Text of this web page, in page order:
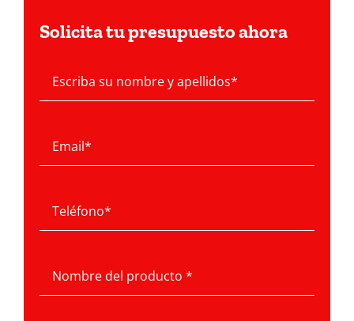
Solicita tu presupuesto ahora